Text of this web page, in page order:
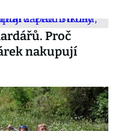
Proč
nakupují